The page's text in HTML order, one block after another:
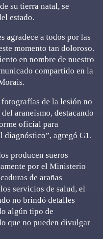
su tierra natal, se
estado.
agradece a todos por las
momento tan doloroso.
en nombre de nuestro
compartido en la
de la lesión no
araneísmo, destacando
oficial para
diagnóstico”, agregó G1.
producen sueros
por el Ministerio
de arañas
servicios de salud, el
no brindó detalles
algún tipo de
que no pueden divulgar